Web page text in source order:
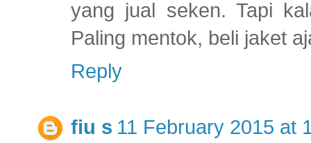
yang jual seken. Tapi
Paling mentok, beli jaket
Reply
fiu s 11 February 2015 at